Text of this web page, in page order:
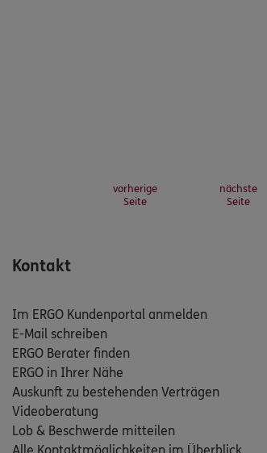
vorherige
Seite
nächste
Seite
Kontakt
Im ERGO Kundenportal anmelden
E-Mail schreiben
ERGO Berater finden
ERGO in Ihrer Nähe
Auskunft zu bestehenden Verträgen
Videoberatung
Lob & Beschwerde mitteilen